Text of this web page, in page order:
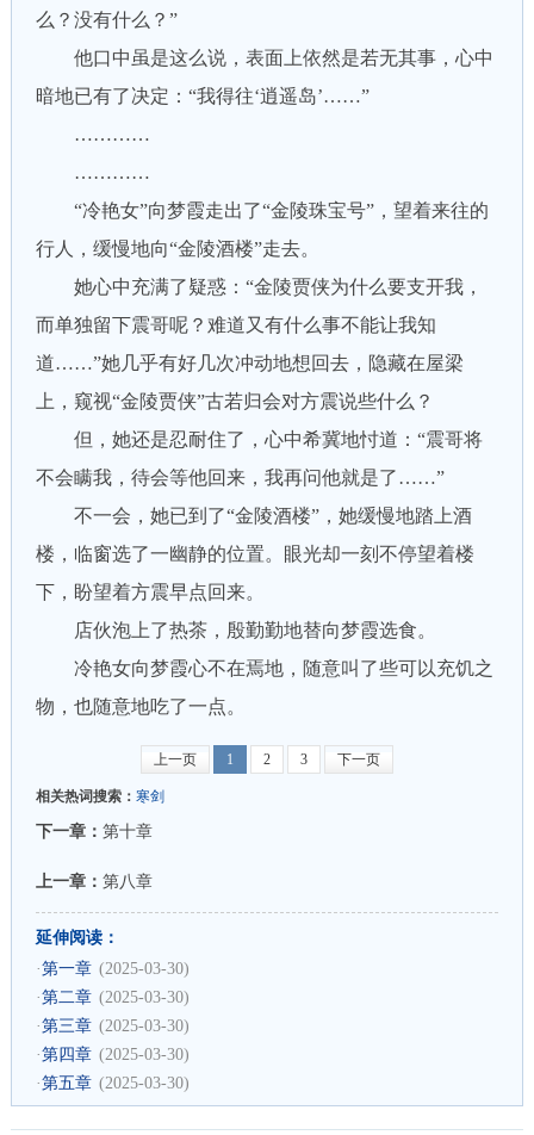
么？没有什么？”
他口中虽是这么说，表面上依然是若无其事，心中
暗地已有了决定：“我得往‘逍遥岛’……”
…………
…………
“冷艳女”向梦霞走出了“金陵珠宝号”，望着来往的
行人，缓慢地向“金陵酒楼”走去。
她心中充满了疑惑：“金陵贾侠为什么要支开我，
而单独留下震哥呢？难道又有什么事不能让我知
道……”她几乎有好几次冲动地想回去，隐藏在屋梁
上，窥视“金陵贾侠”古若归会对方震说些什么？
但，她还是忍耐住了，心中希冀地忖道：“震哥将
不会瞒我，待会等他回来，我再问他就是了……”
不一会，她已到了“金陵酒楼”，她缓慢地踏上酒
楼，临窗选了一幽静的位置。眼光却一刻不停望着楼
下，盼望着方震早点回来。
店伙泡上了热茶，殷勤勤地替向梦霞选食。
冷艳女向梦霞心不在焉地，随意叫了些可以充饥之
物，也随意地吃了一点。
上一页 1 2 3 下一页
相关热词搜索： 寒剑
下一章： 第十章
上一章： 第八章
延伸阅读：
·第一章 (2025-03-30)
·第二章 (2025-03-30)
·第三章 (2025-03-30)
·第四章 (2025-03-30)
·第五章 (2025-03-30)